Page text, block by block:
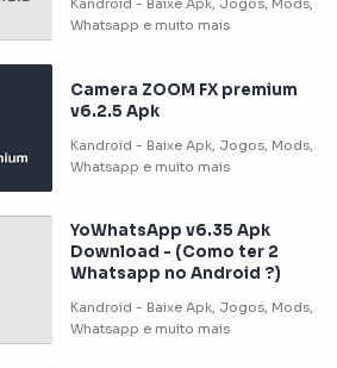
Camera ZOOM FX premium
v6.2.5 Apk
YoWhatsApp v6.35 Apk
Download - (Como ter 2
Whatsapp no Android ?)